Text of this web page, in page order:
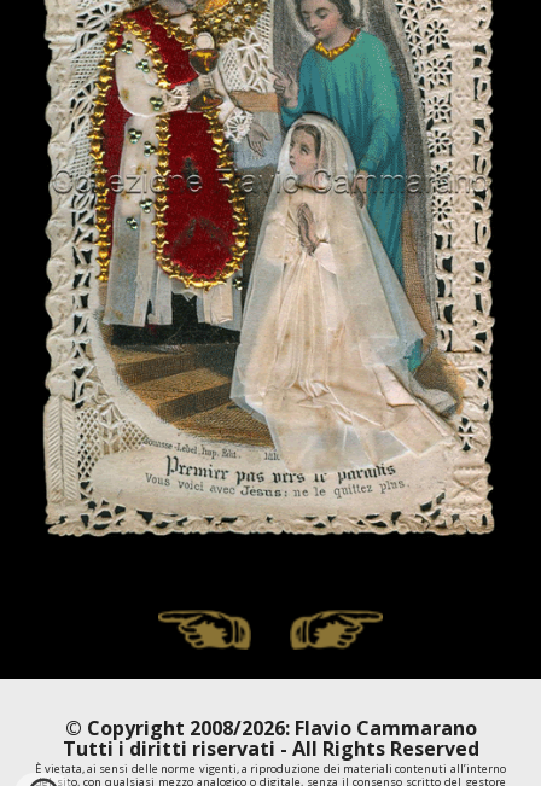
© Copyright 2008/2026: Flavio Cammarano
Tutti i diritti riservati - All Rights Reserved
È vietata, ai sensi delle norme vigenti, a riproduzione dei materiali contenuti all’interno
del sito, con qualsiasi mezzo analogico o digitale, senza il consenso scritto del gestore